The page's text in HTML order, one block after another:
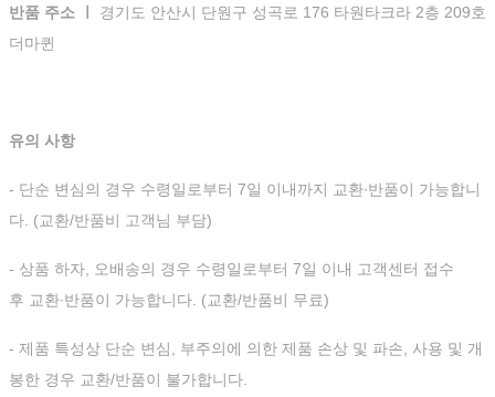
반품 주소 ㅣ 경기도 안산시 단원구 성곡로 176 타원타크라 2층 209호
더마퀸
유의 사항
- 단순 변심의 경우 수령일로부터 7일 이내까지 교환∙반품이 가능합니
다. (교환/반품비 고객님 부담)
- 상품 하자, 오배송의 경우 수령일로부터 7일 이내 고객센터 접수
후 교환∙반품이 가능합니다. (교환/반품비 무료)
- 제품 특성상 단순 변심, 부주의에 의한 제품 손상 및 파손, 사용 및 개
봉한 경우 교환/반품이 불가합니다.